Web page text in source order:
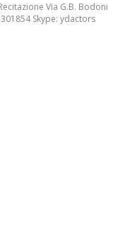
Via G.B. Bodoni
Skype: ydactors